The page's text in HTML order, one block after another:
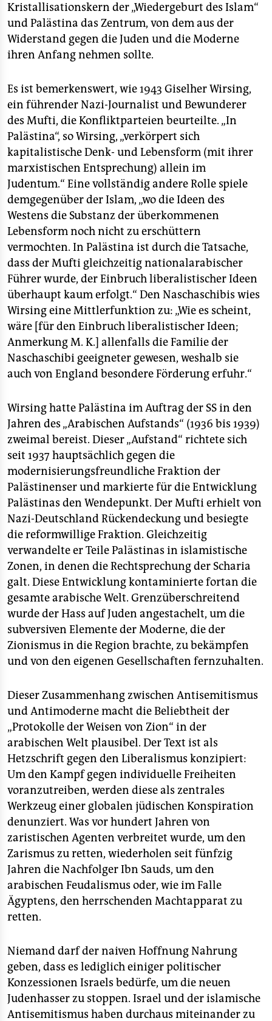
Kristallisationskern der „Wiedergeburt des Islam“
und Palästina das Zentrum, von dem aus der
Widerstand gegen die Juden und die Moderne
ihren Anfang nehmen sollte.
Es ist bemerkenswert, wie 1943 Giselher Wirsing,
ein führender Nazi-Journalist und Bewunderer
des Mufti, die Konfliktparteien beurteilte. „In
Palästina“, so Wirsing, „verkörpert sich
kapitalistische Denk- und Lebensform (mit ihrer
marxistischen Entsprechung) allein im
Judentum.“ Eine vollständig andere Rolle spiele
demgegenüber der Islam, „wo die Ideen des
Westens die Substanz der überkommenen
Lebensform noch nicht zu erschüttern
vermochten. In Palästina ist durch die Tatsache,
dass der Mufti gleichzeitig nationalarabischer
Führer wurde, der Einbruch liberalistischer Ideen
überhaupt kaum erfolgt.“ Den Naschaschibis wies
Wirsing eine Mittlerfunktion zu: „Wie es scheint,
wäre [für den Einbruch liberalistischer Ideen;
Anmerkung M. K.] allenfalls die Familie der
Naschaschibi geeigneter gewesen, weshalb sie
auch von England besondere Förderung erfuhr.“
Wirsing hatte Palästina im Auftrag der SS in den
Jahren des „Arabischen Aufstands“ (1936 bis 1939)
zweimal bereist. Dieser „Aufstand“ richtete sich
seit 1937 hauptsächlich gegen die
modernisierungsfreundliche Fraktion der
Palästinenser und markierte für die Entwicklung
Palästinas den Wendepunkt. Der Mufti erhielt von
Nazi-Deutschland Rückendeckung und besiegte
die reformwillige Fraktion. Gleichzeitig
verwandelte er Teile Palästinas in islamistische
Zonen, in denen die Rechtsprechung der Scharia
galt. Diese Entwicklung kontaminierte fortan die
gesamte arabische Welt. Grenzüberschreitend
wurde der Hass auf Juden angestachelt, um die
subversiven Elemente der Moderne, die der
Zionismus in die Region brachte, zu bekämpfen
und von den eigenen Gesellschaften fernzuhalten.
Dieser Zusammenhang zwischen Antisemitismus
und Antimoderne macht die Beliebtheit der
„Protokolle der Weisen von Zion“ in der
arabischen Welt plausibel. Der Text ist als
Hetzschrift gegen den Liberalismus konzipiert:
Um den Kampf gegen individuelle Freiheiten
voranzutreiben, werden diese als zentrales
Werkzeug einer globalen jüdischen Konspiration
denunziert. Was vor hundert Jahren von
zaristischen Agenten verbreitet wurde, um den
Zarismus zu retten, wiederholen seit fünfzig
Jahren die Nachfolger Ibn Sauds, um den
arabischen Feudalismus oder, wie im Falle
Ägyptens, den herrschenden Machtapparat zu
retten.
Niemand darf der naiven Hoffnung Nahrung
geben, dass es lediglich einiger politischer
Konzessionen Israels bedürfe, um die neuen
Judenhasser zu stoppen. Israel und der islamische
Antisemitismus haben durchaus miteinander zu